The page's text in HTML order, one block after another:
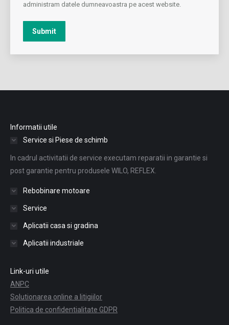
administram datele dumneavoastra pe acest website.
Submit
Informatii utile
Service si Piese de schimb
In cadrul activitatii de service executam reparatii in garantie si
post garantie pentru produsele WILO, REFLEX.
Rebobinare motoare
Service
Aplicatii casa si gradina
Aplicatii industriale
Link-uri utile
ANPC
Solutionarea online a litigiilor
Politica de confidentialitate GDPR